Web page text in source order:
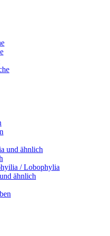
und ähnlich
/ Lobophylia
ähnlich